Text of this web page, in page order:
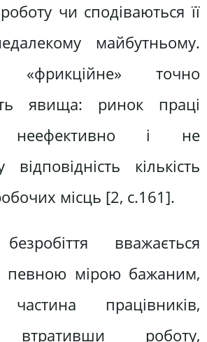
чи сподіваються її
майбутньому.
«фрикційне» точно
явища: ринок праці
неефективно і не
кількість
місць [2, с.161].
вважається
певною мірою бажаним,
працівників,
втративши роботу,